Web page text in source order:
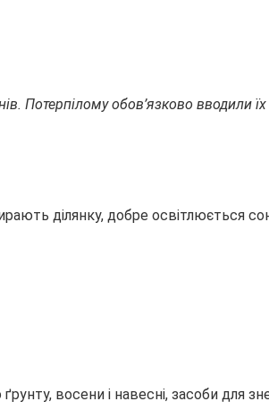
Потерпілому обов’язково вводили
ділянку, добре освітлюється